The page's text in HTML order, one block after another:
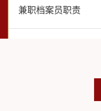
兼职档案员职责